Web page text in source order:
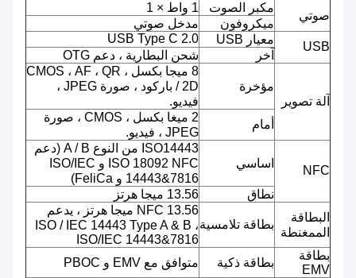
صوتي
مكبر الصوت
1 واط × 1
ميكروفون
مدخل صوتي
USB
معيار USB
USB Type C 2.0
آخر
شحن البطارية ، دعم OTG
آلة تصوير
مؤخرة
8 ميجا بكسل ، CMOS ، AF ، QR
/ 2D باركود ، صورة JPEG ،
فيديو.
أمام
2 ميغا بكسل ، CMOS ، صورة
JPEG ، فيديو.
NFC
اساسي
ISO14443 من النوع A / B (دعم
ISO 18092 NFC و ISO/IEC
14443&7816 و FeliCa)
نطاق
13.56 ميجا هرتز
البطاقة
الممغنطة
بطاقة تلامسية
NFC 13.56 ميجا هرتز ، يدعم
ISO / IEC 14443 Type A & B ،
ISO/IEC 14443&7816
بطاقة
EMV
بطاقة ذكية متوافق مع EMV و PBOC